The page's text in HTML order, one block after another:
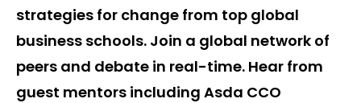
strategies for change from top global
business schools. Join a global network of
peers and debate in real-time. Hear from
guest mentors including Asda CCO